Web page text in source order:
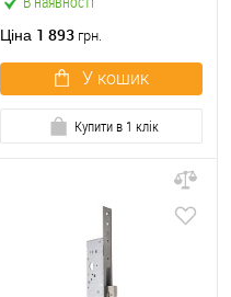
Ціна 1 893 грн.
У кошик
Купити в 1 клік